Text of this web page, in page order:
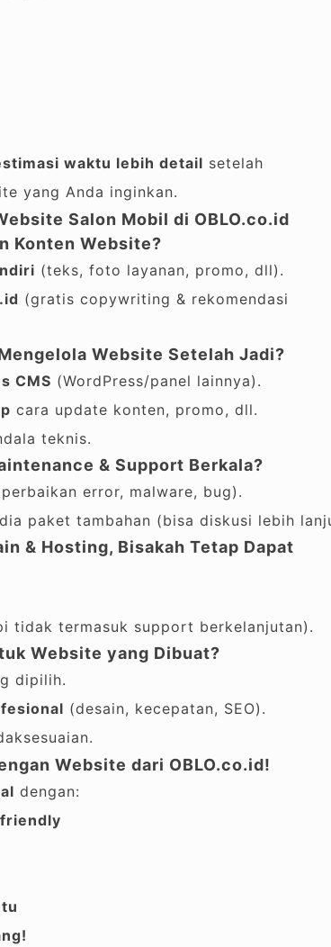
waktu lebih detail setelah
yang Anda inginkan.
Salon Mobil di OBLO.co.id
Konten Website?
(teks, foto layanan, promo, dll).
(gratis copywriting & rekomendasi
Website Setelah Jadi?
CMS (WordPress/panel lainnya).
cara update konten, promo, dll.
teknis.
& Support Berkala?
error, malware, bug).
paket tambahan (bisa diskusi lebih
& Hosting, Bisakah Tetap Dapat
tidak termasuk support berkelanjutan).
Website yang Dibuat?
dipilih.
(desain, kecepatan, SEO).
Website dari OBLO.co.id!
dengan: